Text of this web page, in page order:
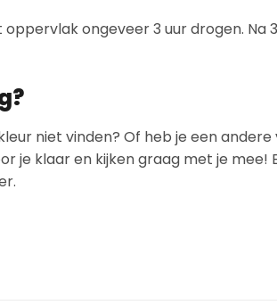
oppervlak ongeveer 3 uur drogen.
niet vinden? Of heb je een
je klaar en kijken graag met je